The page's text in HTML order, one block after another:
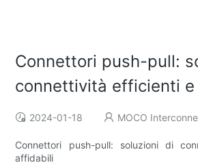
Connettori push-pull:
connettività efficienti
2024-01-18 MOCO
Connettori push-pull: soluzioni di
affidabili